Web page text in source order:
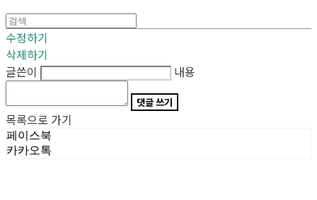
수정하기
삭제하기
글쓴이
내용
댓글 쓰기
목록으로 가기
페이스북
카카오톡